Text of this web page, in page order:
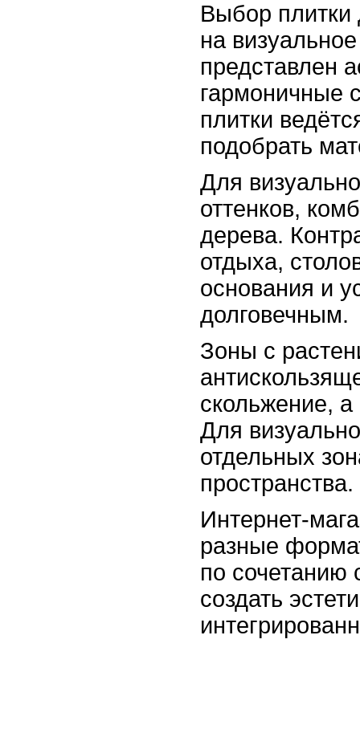
Выбор плитки
на
представлен
гармоничные
плитки
подобрать
Для
оттенков,
дерева.
отдыха,
основания и
долговечным.
Зоны с
скольжение,
Для
отдельных
пространства.
Интернет-
разные
по сочетанию
создать